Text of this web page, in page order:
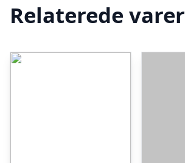
Relaterede varer